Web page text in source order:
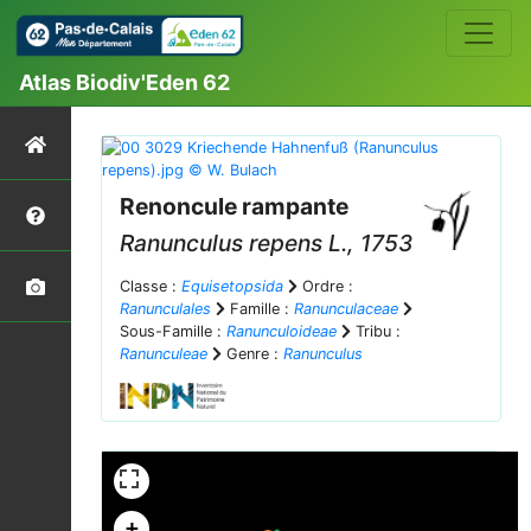
Atlas Biodiv'Eden 62
Renoncule rampante
Ranunculus repens L., 1753
Classe : Equisetopsida
Ordre :
Ranunculales
Famille : Ranunculaceae
Sous-Famille : Ranunculoideae
Tribu :
Ranunculeae
Genre : Ranunculus